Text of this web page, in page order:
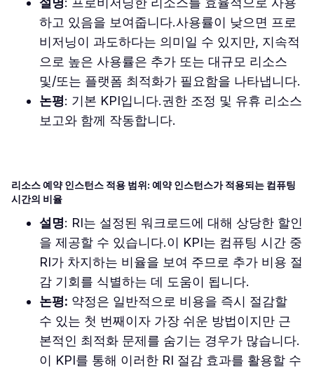
하고 있음을 보여줍니다.사용률이 낮으면 프로
비저닝이 과도하다는 의미일 수 있지만, 지속적
으로 높은 사용률은 추가 또는 대규모 리소스
및/또는 플랫폼 최적화가 필요함을 나타냅니다.
논평: 기본 KPI입니다.권한 조정 및 유휴 리소스
보고와 함께 작동합니다.
리소스 예약 인스턴스 적용 범위: 예약 인스턴스가 적용되는 컴퓨팅
시간의 비율
설명: RI는 설정된 워크로드에 대해 상당한 할인
을 제공할 수 있습니다.이 KPI는 컴퓨팅 시간 중
RI가 차지하는 비율을 보여 주므로 추가 비용 절
감 기회를 식별하는 데 도움이 됩니다.
논평: 약정은 일반적으로 비용을 즉시 절감할
수 있는 첫 번째이자 가장 쉬운 방법이지만 근
본적인 최적화 문제를 숨기는 경우가 많습니다.
이 KPI를 통해 이러한 RI 절감 효과를 활용할 수